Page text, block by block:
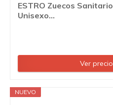
ESTRO Zuecos
Unisexo...
Ver
NUEVO